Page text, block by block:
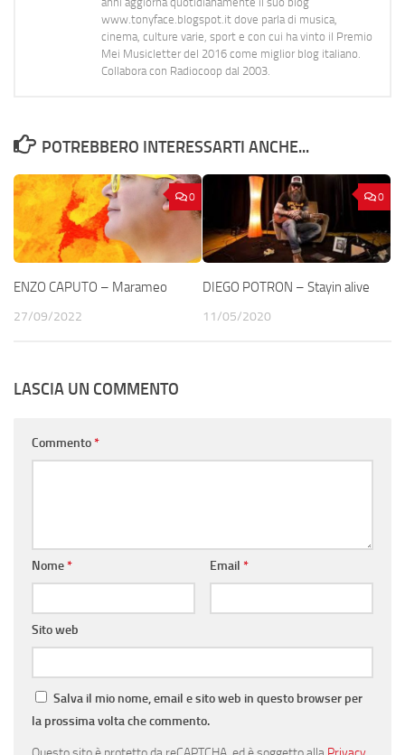
www.tonyface.blogspot.it dove parla di musica,
cinema, culture varie, sport e con cui ha vinto il Premio
Mei Musicletter del 2016 come miglior blog italiano.
Collabora con Radiocoop dal 2003.
POTREBBERO INTERESSARTI ANCHE...
0
ENZO CAPUTO – Marameo
27/09/2022
0
DIEGO POTRON – Stayin alive
11/05/2020
LASCIA UN COMMENTO
Commento*
Nome* Email *
Sito web
Salva il mio nome, email e sito web in questo browser per
la prossima volta che commento.